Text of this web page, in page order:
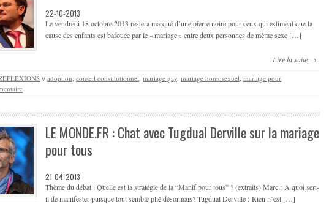
22-10-2013
Le vendredi 18 octobre 2013 restera marqué d’une pierre noire pour ceux qui estiment que la
cause des enfants est bafouée par le « mariage » entre deux personnes de même sexe […]
Lire la suite →
// adoption conseil constitutionnel mariage gay mariage homosexuel mariage pour
LE MONDE.FR : Chat avec Tugdual Derville sur la mariage
pour tous
21-04-2013
Thème du débat : Quelle est la stratégie de la “Manif pour tous” ? (extraits) Marc : A quoi sert-
il de manifester puisque tout semble plié désormais? Tugdual Derville : Rien n’est […]